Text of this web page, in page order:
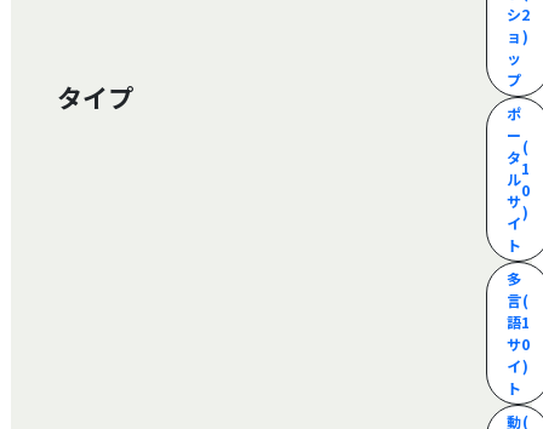
タイプ
シ
ョ
ッ
プ
2
)
ポ
ー
タ
ル
サ
イ
ト
(
1
0
)
多
言
語
サ
イ
ト
(
1
0
)
動(